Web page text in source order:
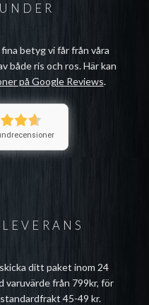
ditt paket inom 24
varuvärde från 799kr, för
45-49 kr.
betyg vi får från våra
både ris och ros. Här kan
på Google Reviews.